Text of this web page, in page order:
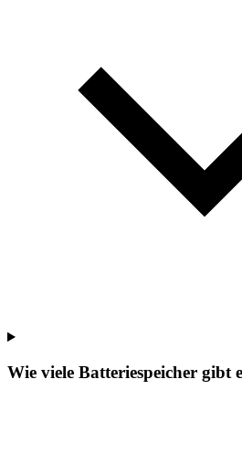
Wie viele Batteriespeicher gibt